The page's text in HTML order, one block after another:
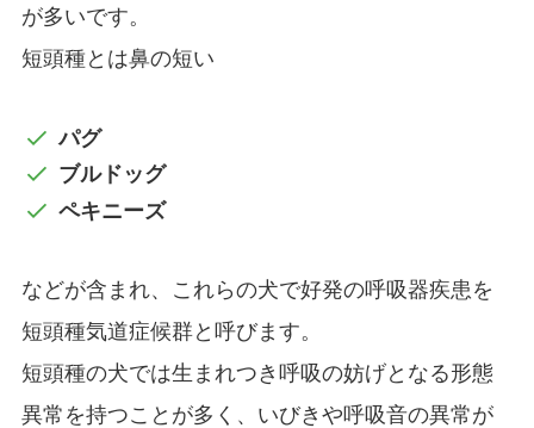
が多いです。
短頭種とは鼻の短い
パグ
ブルドッグ
ペキニーズ
などが含まれ、これらの犬で好発の呼吸器疾患を
短頭種気道症候群と呼びます。
短頭種の犬では生まれつき呼吸の妨げとなる形態
異常を持つことが多く、いびきや呼吸音の異常が